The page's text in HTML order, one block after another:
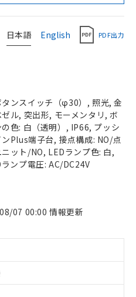
日本語 English PDF出力
ンスイッチ（φ30）, 照光, 金
ル, 突出形, モーメンタリ, ボ
の色: 白（透明）, IP66, プッシ
ンPlus端子台, 接点構成: NO/点
ット/NO, LEDランプ色: 白,
ンプ電圧: AC/DC24V
07 00:00 情報更新